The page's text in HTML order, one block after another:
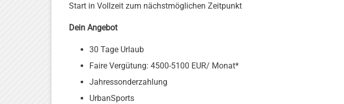
Start in Vollzeit zum nächstmöglichen Zeitpunkt
Dein Angebot
30 Tage Urlaub
Faire Vergütung: 4500-5100 EUR/ Monat*
Jahressonderzahlung
UrbanSports